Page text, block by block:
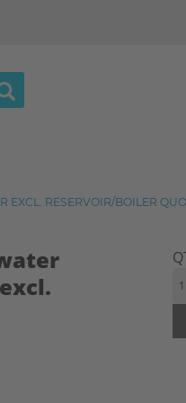
RESERVOIR/BOILER